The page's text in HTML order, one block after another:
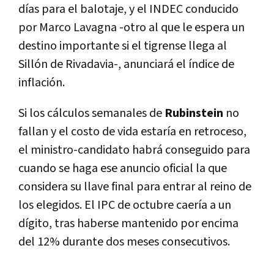
días para el balotaje, y el INDEC conducido
por Marco Lavagna -otro al que le espera un
destino importante si el tigrense llega al
Sillón de Rivadavia-, anunciará el índice de
inflación.
Si los cálculos semanales de Rubinstein no
fallan y el costo de vida estaría en retroceso,
el ministro-candidato habrá conseguido para
cuando se haga ese anuncio oficial la que
considera su llave final para entrar al reino de
los elegidos. El IPC de octubre caería a un
dígito, tras haberse mantenido por encima
del 12% durante dos meses consecutivos.